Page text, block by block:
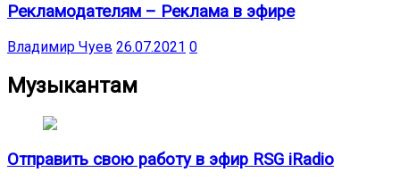
Рекламодателям – Реклама в эфире
Владимир Чуев 26.07.2021 0
Музыкантам
Отправить свою работу в эфир RSG iRadio